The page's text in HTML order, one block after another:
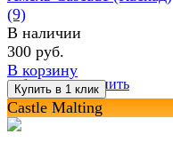
избранное сравнить
(9)
В наличии
300 руб.
В корзину
Castle Malting